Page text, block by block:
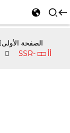
الصفحة الأولى
SSR- □□ أأ